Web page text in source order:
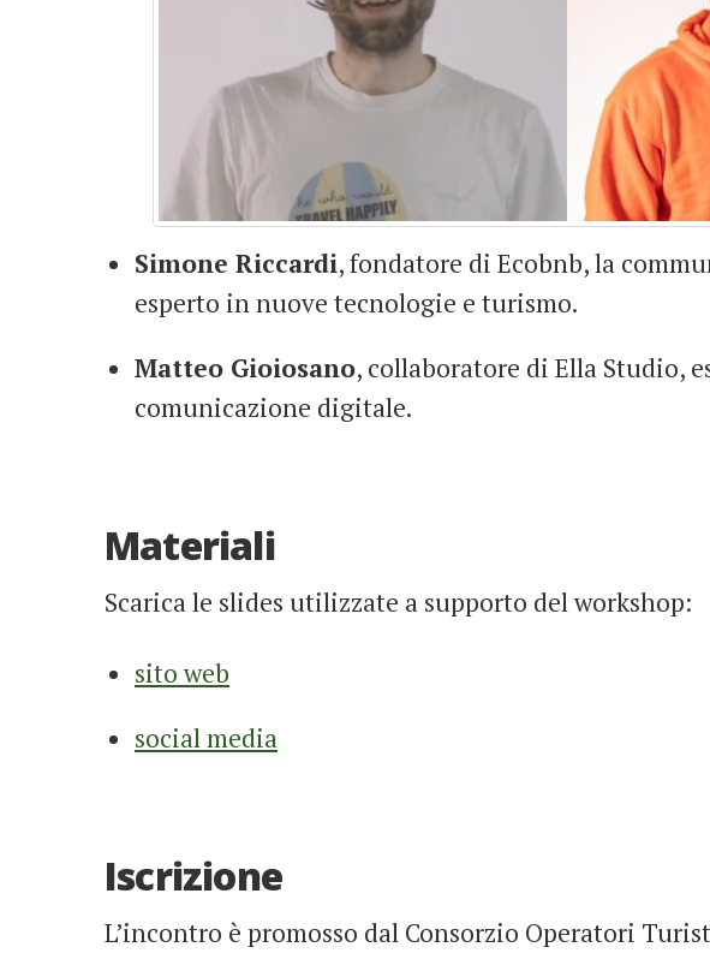
Simone Riccardi, fondatore di Ecobnb, la
esperto in nuove tecnologie e turismo.
Matteo Gioiosano, collaboratore di Ella Studio,
comunicazione digitale.
Materiali
Scarica le slides utilizzate a supporto del workshop:
sito web
social media
Iscrizione
L’incontro è promosso dal Consorzio Operatori